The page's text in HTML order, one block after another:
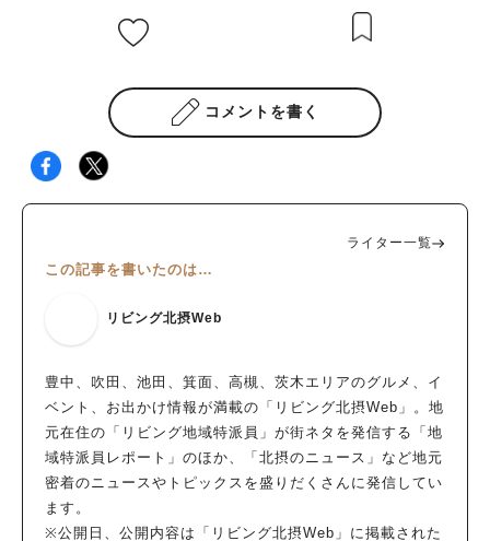
コメントを書く
ライター一覧
この記事を書いたのは…
リビング北摂Web
豊中、吹田、池田、箕面、高槻、茨木エリアのグルメ、イ
ベント、お出かけ情報が満載の「リビング北摂Web」。地
元在住の「リビング地域特派員」が街ネタを発信する「地
域特派員レポート」のほか、「北摂のニュース」など地元
密着のニュースやトピックスを盛りだくさんに発信してい
ます。
※公開日、公開内容は「リビング北摂Web」に掲載された
#今週どこいく？#自然とふれあう#ランチ#カフェ#まとめ
#教えたい／教えて投稿記事#大阪学院大 商品開発プロジェクト
#あなたはどっち？